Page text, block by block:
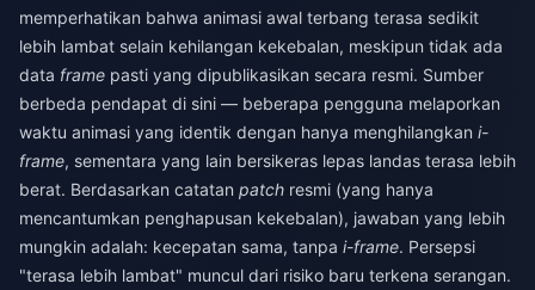
memperhatikan bahwa animasi awal terbang terasa sedikit
lebih lambat selain kehilangan kekebalan, meskipun tidak ada
data frame pasti yang dipublikasikan secara resmi. Sumber
berbeda pendapat di sini — beberapa pengguna melaporkan
waktu animasi yang identik dengan hanya menghilangkan i-
frame, sementara yang lain bersikeras lepas landas terasa lebih
berat. Berdasarkan catatan patch resmi (yang hanya
mencantumkan penghapusan kekebalan), jawaban yang lebih
mungkin adalah: kecepatan sama, tanpa i-frame. Persepsi
"terasa lebih lambat" muncul dari risiko baru terkena serangan.